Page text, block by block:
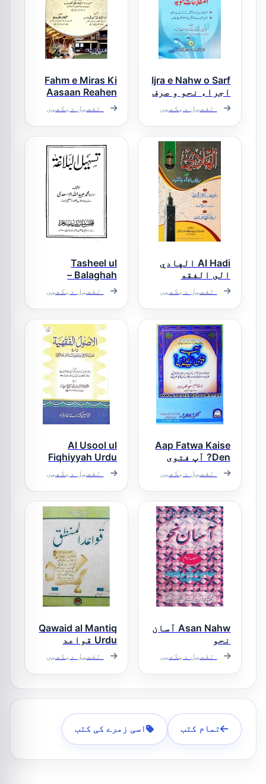
Ijra e Nahw o Sarf
اجراء نحو و صرف
تفصیل دیکھیں
Fahm e Miras Ki
Aasaan Reahen
فہم میراث کی
آسان راہیں
تفصیل دیکھیں
Al Hadi الهادي
الى الفقه
والفقهاء
تفصیل دیکھیں
Tasheel ul
Balaghah –
تسہیل البلاغۃ
تفصیل دیکھیں
Aap Fatwa Kaise
Den? آپ فتوی
کیسے دیں؟
تفصیل دیکھیں
Al Usool ul
Fiqhiyyah Urdu
الاصول الفقہیہ
تفصیل دیکھیں
Asan Nahw آسان
نحو
تفصیل دیکھیں
Qawaid al Mantiq
Urdu قواعد
المنطق اردو
تفصیل دیکھیں
تمام کتب اسی زمرے کی کتب